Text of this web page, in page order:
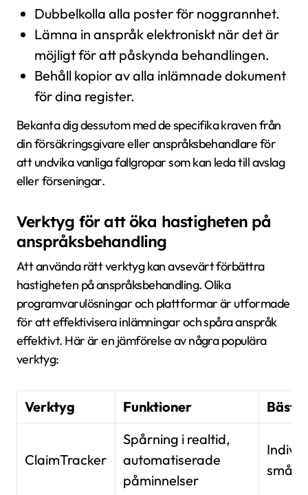
Dubbelkolla alla poster för noggrannhet.
Lämna in anspråk elektroniskt när det är
möjligt för att påskynda behandlingen.
Behåll kopior av alla inlämnade dokument
för dina register.
Bekanta dig dessutom med de specifika kraven från
din försäkringsgivare eller anspråksbehandlare för
att undvika vanliga fallgropar som kan leda till avslag
eller förseningar.
Verktyg för att öka hastigheten på
anspråksbehandling
Att använda rätt verktyg kan avsevärt förbättra
hastigheten på anspråksbehandling. Olika
programvarulösningar och plattformar är utformade
för att effektivisera inlämningar och spåra anspråk
effektivt. Här är en jämförelse av några populära
verktyg:
Verktyg Funktioner Bäst
ClaimTracker
Spårning i realtid,
automatiserade
påminnelser